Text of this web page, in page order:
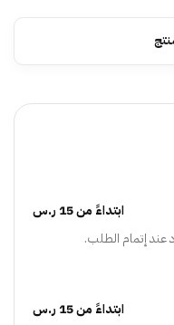
ابتداءً من 15 ر.س
عند إتمام الطلب.
ابتداءً من 15 ر.س